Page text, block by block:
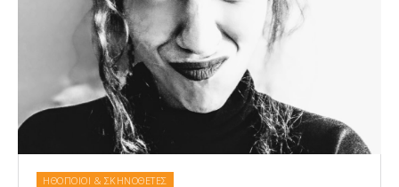
ΗΘΟΠΟΙΟΙ & ΣΚΗΝΟΘΕΤΕΣ